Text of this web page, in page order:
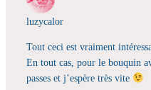
luzycalor
Tout ceci est vraiment
En tout cas, pour le bouquin
passes et j’espère très vite